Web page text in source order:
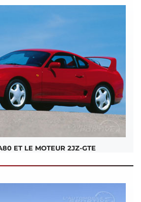
ET LE MOTEUR 2JZ-GTE